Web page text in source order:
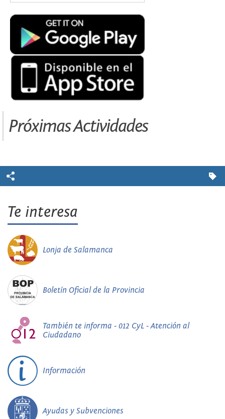
Próximas Actividades
Te interesa
Lonja de Salamanca
Boletín Oficial de la Provincia
También te informa - 012 CyL - Atención al
Ciudadano
Información
Ayudas y Subvenciones